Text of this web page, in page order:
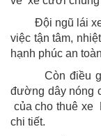
Đội ngũ lái xe
việc tận tâm,
hạnh phúc an
Còn điều gì
đường dây nóng
của cho thuê xe
chi tiết.